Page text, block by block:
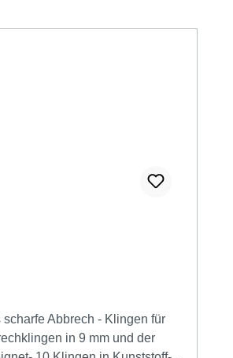
Abbrech - Klingen für
in 9 mm und der